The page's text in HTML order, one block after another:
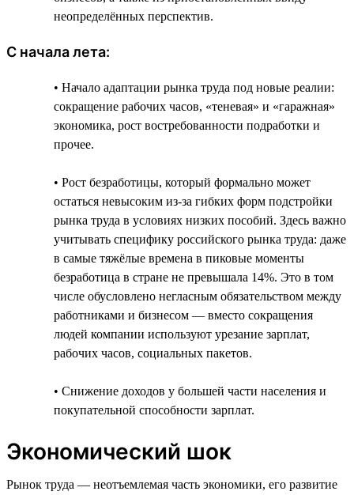
неопределённых перспектив.
С начала лета:
• Начало адаптации рынка труда под новые реалии:
сокращение рабочих часов, «теневая» и «гаражная»
экономика, рост востребованности подработки и
прочее.
• Рост безработицы, который формально может
остаться невысоким из-за гибких форм подстройки
рынка труда в условиях низких пособий. Здесь важно
учитывать специфику российского рынка труда: даже
в самые тяжёлые времена в пиковые моменты
безработица в стране не превышала 14%. Это в том
числе обусловлено негласным обязательством между
работниками и бизнесом — вместо сокращения
людей компании используют урезание зарплат,
рабочих часов, социальных пакетов.
• Снижение доходов у большей части населения и
покупательной способности зарплат.
Экономический шок
Рынок труда — неотъемлемая часть экономики, его развитие